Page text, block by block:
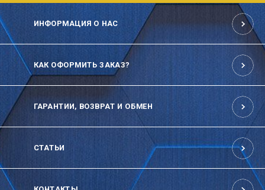
ИНФОРМАЦИЯ О НАС
КАК ОФОРМИТЬ ЗАКАЗ?
ГАРАНТИИ, ВОЗВРАТ И ОБМЕН
СТАТЬИ